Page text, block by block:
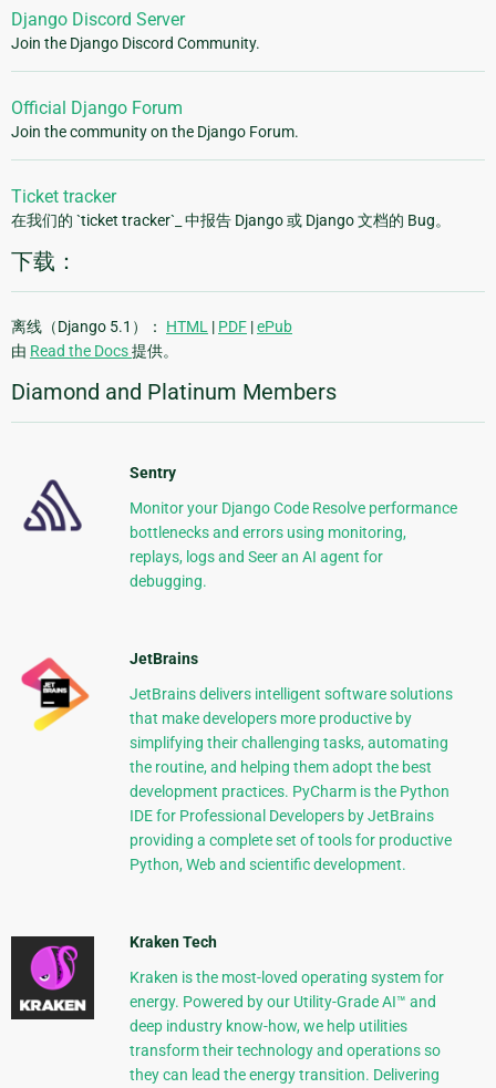
Django Discord Server
Join the Django Discord Community.
Official Django Forum
Join the community on the Django Forum.
Ticket tracker
在我们的 `ticket tracker`_ 中报告 Django 或 Django 文档的 Bug。
下载：
离线（Django 5.1）： HTML | PDF |ePub
由 Read the Docs提供。
Diamond and Platinum Members
Sentry
Monitor your Django Code Resolve performance
bottlenecks and errors using monitoring,
replays, logs and Seer an AI agent for
debugging.
JetBrains
JetBrains delivers intelligent software solutions
that make developers more productive by
simplifying their challenging tasks, automating
the routine, and helping them adopt the best
development practices. PyCharm is the Python
IDE for Professional Developers by JetBrains
providing a complete set of tools for productive
Python, Web and scientific development.
Kraken Tech
Kraken is the most-loved operating system for
energy. Powered by our Utility-Grade AI™ and
deep industry know-how, we help utilities
transform their technology and operations so
they can lead the energy transition. Delivering